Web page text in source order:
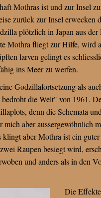
Mothras ist und zur Insel
zurück zur Insel erwecken
plötzlich in Japan aus der
Mothra fliegt zur Hilfe, wird
larven gelingt es
ins Meer zu werfen.
Godzillafortsetzung als
die Welt" von 1961.
denn die Schemata
aber aussergewöhnlich
klingt aber Mothra ist ein
Raupen besiegt wird,
und anders als in den
Die